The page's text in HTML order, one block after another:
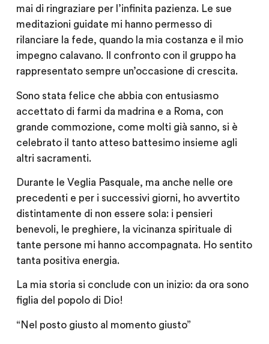
mai di ringraziare per l’infinita pazienza. Le sue
meditazioni guidate mi hanno permesso di
rilanciare la fede, quando la mia costanza e il mio
impegno calavano. Il confronto con il gruppo ha
rappresentato sempre un’occasione di crescita.
Sono stata felice che abbia con entusiasmo
accettato di farmi da madrina e a Roma, con
grande commozione, come molti già sanno, si è
celebrato il tanto atteso battesimo insieme agli
altri sacramenti.
Durante le Veglia Pasquale, ma anche nelle ore
precedenti e per i successivi giorni, ho avvertito
distintamente di non essere sola: i pensieri
benevoli, le preghiere, la vicinanza spirituale di
tante persone mi hanno accompagnata. Ho sentito
tanta positiva energia.
La mia storia si conclude con un inizio: da ora sono
figlia del popolo di Dio!
“Nel posto giusto al momento giusto”